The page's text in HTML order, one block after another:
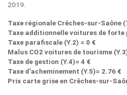
2019.
Taxe régionale Crêches-sur-Saône
Taxe additionnelle voitures de forte
Taxe parafiscale (Y.2) = 0 €
Malus CO2 voitures de tourisme
Taxe de gestion (Y.4)= 4 €
Taxe d’acheminement (Y.5)= 2.76 €
Prix carte grise en Crêches-sur-